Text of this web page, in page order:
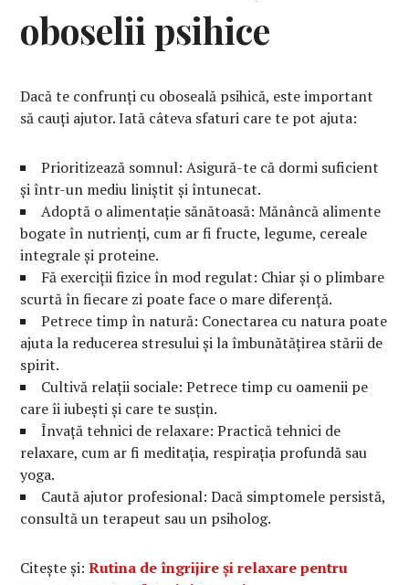
oboselii psihice
Dacă te confrunți cu oboseală psihică, este important
să cauți ajutor. Iată câteva sfaturi care te pot ajuta:
Prioritizează somnul: Asigură-te că dormi suficient
și într-un mediu liniștit și întunecat.
Adoptă o alimentație sănătoasă: Mănâncă alimente
bogate în nutrienți, cum ar fi fructe, legume, cereale
integrale și proteine.
Fă exerciții fizice în mod regulat: Chiar și o plimbare
scurtă în fiecare zi poate face o mare diferență.
Petrece timp în natură: Conectarea cu natura poate
ajuta la reducerea stresului și la îmbunătățirea stării de
spirit.
Cultivă relații sociale: Petrece timp cu oamenii pe
care îi iubești și care te susțin.
Învață tehnici de relaxare: Practică tehnici de
relaxare, cum ar fi meditația, respirația profundă sau
yoga.
Caută ajutor profesional: Dacă simptomele persistă,
consultă un terapeut sau un psiholog.
Citește și:Rutina de îngrijire și relaxare pentru